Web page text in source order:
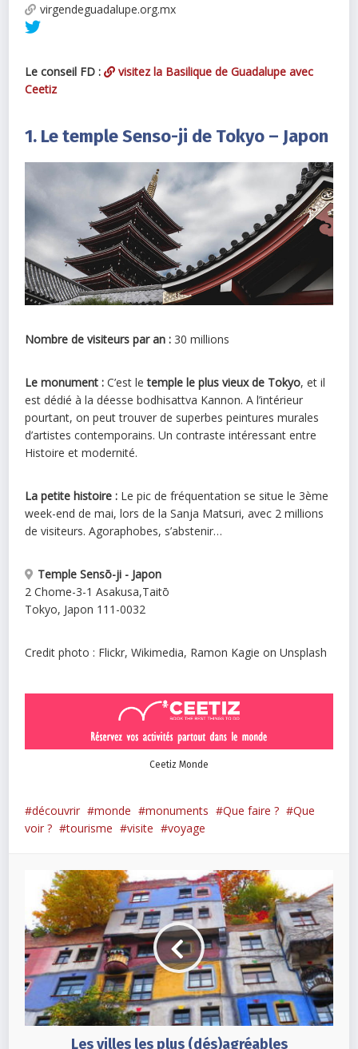
virgendeguadalupe.org.mx
Le conseil FD :
visitez la Basilique de Guadalupe avec
Ceetiz
1. Le temple Senso-ji de Tokyo – Japon
Nombre de visiteurs par an : 30 millions
Le monument : C’est letemple le plus vieux de Tokyo, et il
est dédié à la déesse bodhisattva Kannon. A l’intérieur
pourtant, on peut trouver de superbes peintures murales
d’artistes contemporains. Un contraste intéressant entre
Histoire et modernité.
La petite histoire : Le pic de fréquentation se situe le 3ème
week-end de mai, lors de la Sanja Matsuri, avec 2 millions
de visiteurs. Agoraphobes, s’abstenir…
Temple Sensō-ji - Japon
2 Chome-3-1 Asakusa,Taitō
Tokyo, Japon 111-0032
Credit photo : Flickr, Wikimedia, Ramon Kagie on Unsplash
Ceetiz Monde
découvrir monde monuments Que faire ?
Que
voir ?
tourisme visite voyage
Les villes les plus (dés)agréables